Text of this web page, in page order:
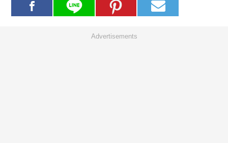
Advertisements